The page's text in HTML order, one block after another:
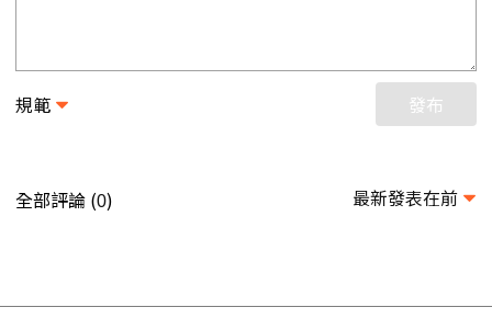
規範 發布
全部評論 (0) 最新發表在前